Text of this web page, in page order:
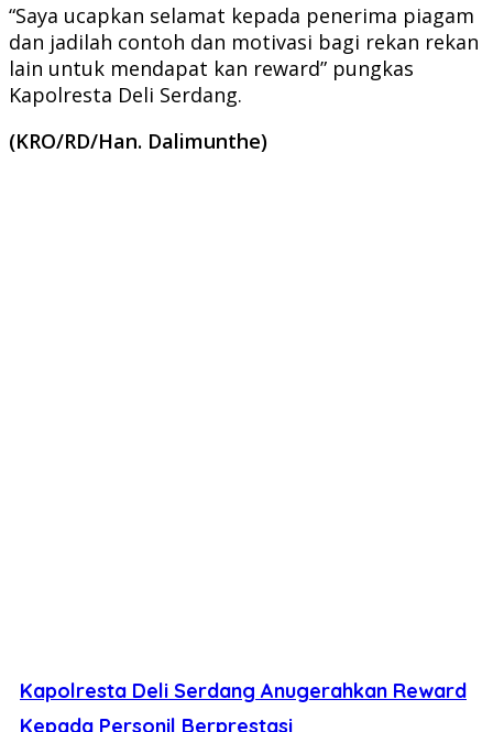
“Saya ucapkan selamat kepada penerima piagam
dan jadilah contoh dan motivasi bagi rekan rekan
lain untuk mendapat kan reward” pungkas
Kapolresta Deli Serdang.
(KRO/RD/Han. Dalimunthe)
Kapolresta Deli Serdang Anugerahkan Reward
Kepada Personil Berprestasi